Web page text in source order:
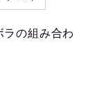
ラの組み合わ